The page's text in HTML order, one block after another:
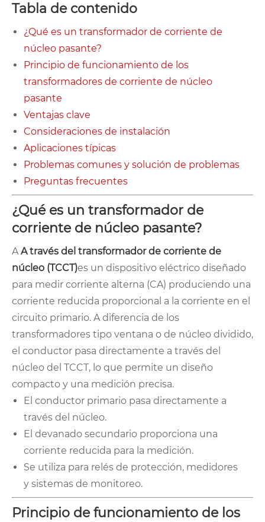
Tabla de contenido
¿Qué es un transformador de corriente de
núcleo pasante?
Principio de funcionamiento de los
transformadores de corriente de núcleo
pasante
Ventajas clave
Consideraciones de instalación
Aplicaciones típicas
Problemas comunes y solución de problemas
Preguntas frecuentes
¿Qué es un transformador de
corriente de núcleo pasante?
AA través del transformador de corriente de
núcleo (TCCT)es un dispositivo eléctrico diseñado
para medir corriente alterna (CA) produciendo una
corriente reducida proporcional a la corriente en el
circuito primario. A diferencia de los
transformadores tipo ventana o de núcleo dividido,
el conductor pasa directamente a través del
núcleo del TCCT, lo que permite un diseño
compacto y una medición precisa.
El conductor primario pasa directamente a
través del núcleo.
El devanado secundario proporciona una
corriente reducida para la medición.
Se utiliza para relés de protección, medidores
y sistemas de monitoreo.
Principio de funcionamiento de los